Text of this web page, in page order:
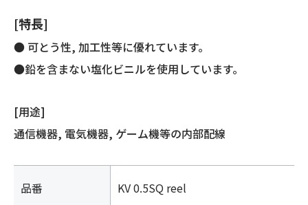
[特長]
● 可とう性, 加工性等に優れています。
●鉛を含まない塩化ビニルを使用しています。
[用途]
通信機器, 電気機器, ゲーム機等の内部配線
品番 KV 0.5SQ reel